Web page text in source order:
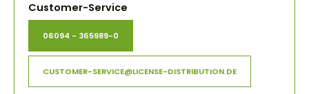
Customer-Service
06094 - 365989-0
CUSTOMER-SERVICE@LICENSE-DISTRIBUTION.DE